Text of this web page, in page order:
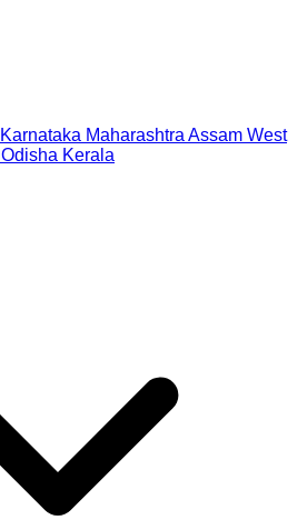
Karnataka Maharashtra Assam West
Odisha Kerala